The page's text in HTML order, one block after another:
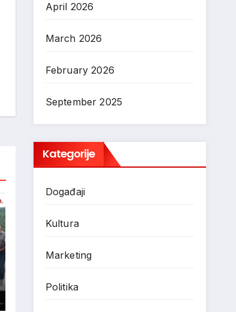
April 2026
March 2026
February 2026
September 2025
Kategorije
Događaji
Kultura
Marketing
Politika